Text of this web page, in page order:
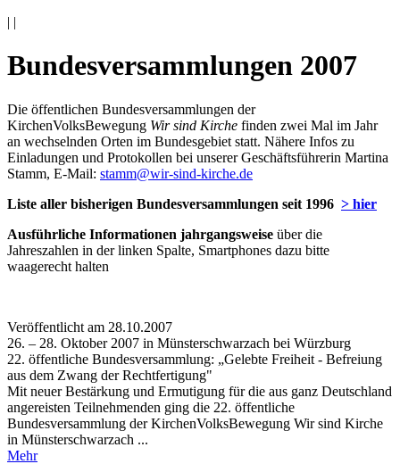
| |
Bundesversammlungen 2007
Die öffentlichen Bundesversammlungen der
KirchenVolksBewegung Wir sind Kirche finden zwei Mal im Jahr
an wechselnden Orten im Bundesgebiet statt. Nähere Infos zu
Einladungen und Protokollen bei unserer Geschäftsführerin Martina
Stamm, E-Mail: stamm@wir-sind-kirche.de
Liste aller bisherigen Bundesversammlungen seit 1996 > hier
Ausführliche Informationen jahrgangsweise über die
Jahreszahlen in der linken Spalte, Smartphones dazu bitte
waagerecht halten
Veröffentlicht am 28­.10.2007
26. – 28. Oktober 2007 in Münsterschwarzach bei Würzburg
22. öffentliche Bundesversammlung: „Gelebte Freiheit - Befreiung
aus dem Zwang der Rechtfertigung"
Mit neuer Bestärkung und Ermutigung für die aus ganz Deutschland
angereisten Teilnehmenden ging die 22. öffentliche
Bundesversammlung der KirchenVolksBewegung Wir sind Kirche
in Münsterschwarzach ...
Mehr